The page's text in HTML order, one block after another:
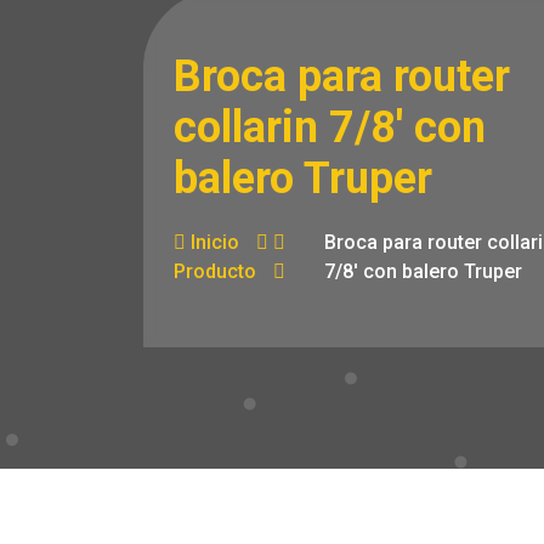
Broca para router
collarin 7/8′ con
balero Truper
Inicio
Producto
Broca para router
7/8′ con balero Truper